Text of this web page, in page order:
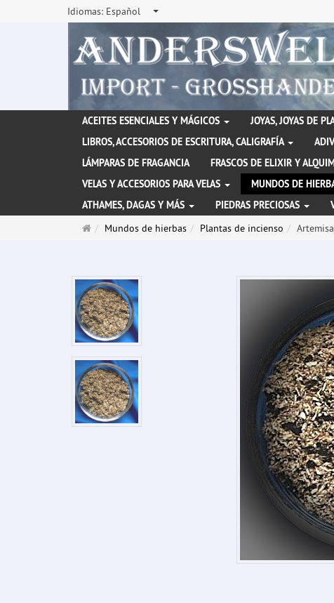
Idiomas: Español
ACEITES ESENCIALES Y MÁGICOS JOYAS, JOYAS DE
LIBROS, ACCESORIOS DE ESCRITURA, CALIGRAFÍA
LÁMPARAS DE FRAGANCIA
FRASCOS DE ELIXIR Y
VELAS Y ACCESORIOS PARA VELAS
MUNDOS DE
ATHAMES, DAGAS Y MÁS
PIEDRAS PRECIOSAS
PáginaMundos de hierbas Plantas de incienso